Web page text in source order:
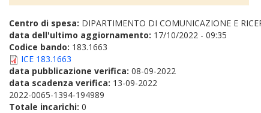
Centro di spesa: DIPARTIMENTO DI COMUNICAZIONE E
data dell'ultimo aggiornamento: 17/10/2022 - 09:35
Codice bando: 183.1663
ICE 183.1663
data pubblicazione verifica: 08-09-2022
data scadenza verifica: 13-09-2022
2022-0065-1394-194989
Totale incarichi: 0